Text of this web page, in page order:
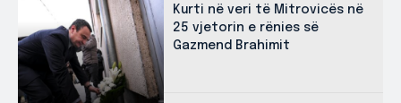
Kurti në veri të Mitrovicës në
25 vjetorin e rënies së
Gazmend Brahimit